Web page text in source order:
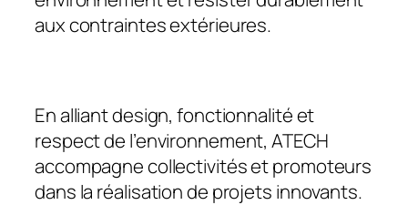
aux contraintes extérieures.
En alliant design, fonctionnalité et
respect de l’environnement, ATECH
accompagne collectivités et promoteurs
dans la réalisation de projets innovants.